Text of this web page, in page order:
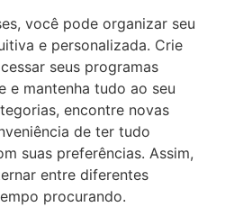
você pode organizar seu
e personalizada. Crie
seus programas
e mantenha tudo ao seu
encontre novas
de ter tudo
suas preferências. Assim,
entre diferentes
procurando.